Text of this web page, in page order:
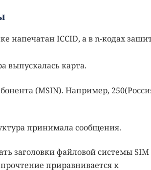
напечатан ICCID, а в n-кодах
выпускалась карта.
(MSIN). Например,
принимала сообщения.
заголовки файловой системы SIM
приравнивается к